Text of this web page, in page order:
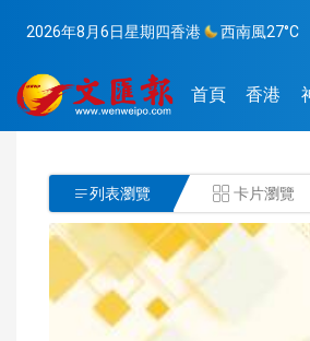
2026年8月6日星期四香港 西南風27°C
首頁 香港
列表瀏覽  卡片瀏覽